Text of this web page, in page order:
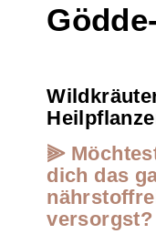
⫸
dich das
versorgst?